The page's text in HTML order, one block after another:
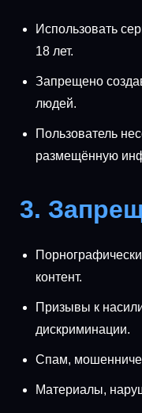
Использовать
18 лет.
Запрещено
людей.
Пользователь
размещённую
3.
контент.
Призывы к
дискриминации.
Спам,
Материалы,